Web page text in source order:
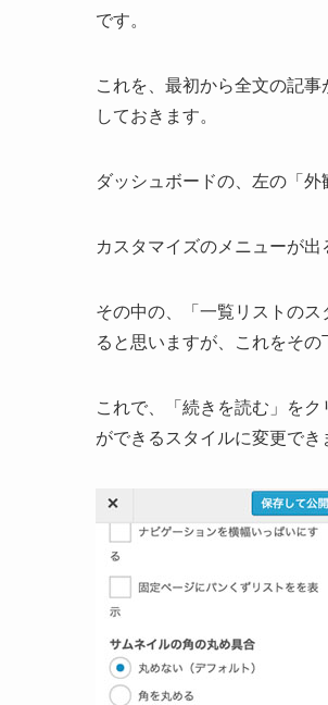
です。
これを、最初から全文の記
しておきます。
ダッシュボードの、左の「
カスタマイズのメニューが
その中の、「一覧リストの
ると思いますが、これをその
これで、「続きを読む」を
ができるスタイルに変更でき